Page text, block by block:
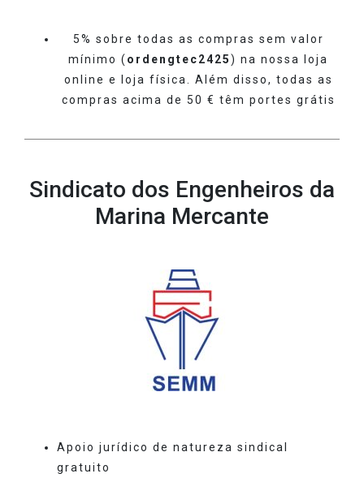
5% sobre todas as compras sem valor
mínimo ( ordengtec2425) na nossa loja
online e loja física. Além disso, todas as
compras acima de 50 € têm portes grátis
Sindicato dos Engenheiros da
Marina Mercante
Apoio jurídico de natureza sindical
gratuito